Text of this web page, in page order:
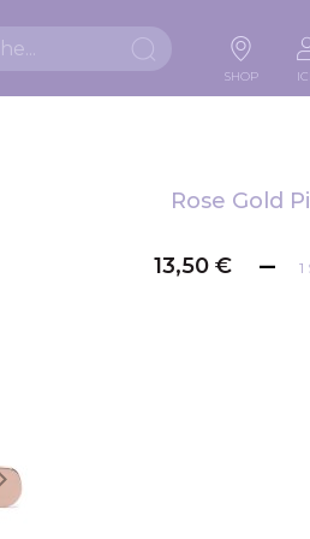
SHOP
Rose Gold
13,50 €